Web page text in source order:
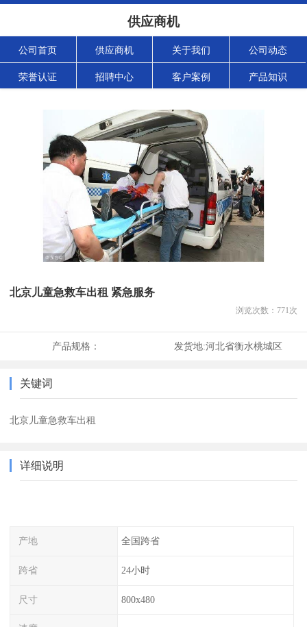
供应商机
公司首页 供应商机 关于我们 公司动态
荣誉认证 招聘中心 客户案例 产品知识
北京儿童急救车出租 紧急服务
浏览次数： 771次
产品规格： 发货地:河北省衡水桃城区
关键词
北京儿童急救车出租
详细说明
产地 全国跨省
跨省 24小时
尺寸 800x480